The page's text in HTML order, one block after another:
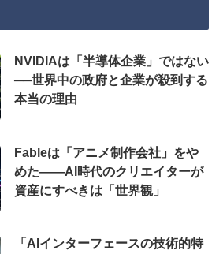
NVIDIAは「半導体企業」ではない
──世界中の政府と企業が殺到する
本当の理由
Fableは「アニメ制作会社」をや
めた――AI時代のクリエイターが
資産にすべきは「世界観」
「AIインターフェースの技術的特